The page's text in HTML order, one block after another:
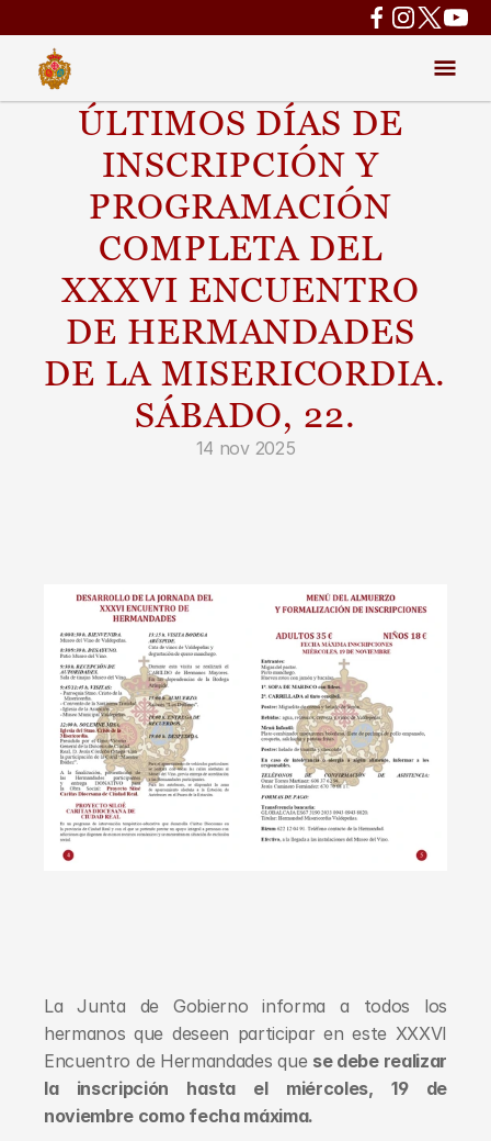
ÚLTIMOS DÍAS DE
INSCRIPCIÓN Y
PROGRAMACIÓN
COMPLETA DEL
XXXVI ENCUENTRO
DE HERMANDADES
DE LA MISERICORDIA.
SÁBADO, 22.
14 nov 2025
La Junta de Gobierno informa a todos los
hermanos que deseen participar en este XXXVI
Encuentro de Hermandades que se debe realizar
la inscripción hasta el miércoles, 19 de
noviembre como fecha máxima.